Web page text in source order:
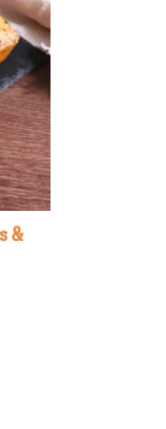
&